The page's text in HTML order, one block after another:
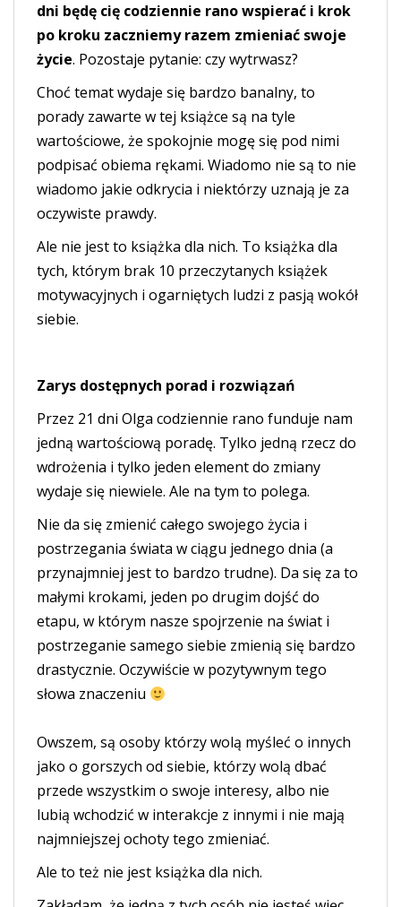
dni będę cię codziennie rano wspierać i krok
po kroku zaczniemy razem zmieniać swoje
życie. Pozostaje pytanie: czy wytrwasz?
Choć temat wydaje się bardzo banalny, to
porady zawarte w tej książce są na tyle
wartościowe, że spokojnie mogę się pod nimi
podpisać obiema rękami. Wiadomo nie są to nie
wiadomo jakie odkrycia i niektórzy uznają je za
oczywiste prawdy.
Ale nie jest to książka dla nich. To książka dla
tych, którym brak 10 przeczytanych książek
motywacyjnych i ogarniętych ludzi z pasją wokół
siebie.
Zarys dostępnych porad i rozwiązań
Przez 21 dni Olga codziennie rano funduje nam
jedną wartościową poradę. Tylko jedną rzecz do
wdrożenia i tylko jeden element do zmiany
wydaje się niewiele. Ale na tym to polega.
Nie da się zmienić całego swojego życia i
postrzegania świata w ciągu jednego dnia (a
przynajmniej jest to bardzo trudne). Da się za to
małymi krokami, jeden po drugim dojść do
etapu, w którym nasze spojrzenie na świat i
postrzeganie samego siebie zmienią się bardzo
drastycznie. Oczywiście w pozytywnym tego
słowa znaczeniu
Owszem, są osoby którzy wolą myśleć o innych
jako o gorszych od siebie, którzy wolą dbać
przede wszystkim o swoje interesy, albo nie
lubią wchodzić w interakcje z innymi i nie mają
najmniejszej ochoty tego zmieniać.
Ale to też nie jest książka dla nich.